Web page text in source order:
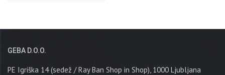
GEBA D.o.o.
PE Igriška 14 (sedež / Ray Ban Shop in Shop), 1000 Ljubljana